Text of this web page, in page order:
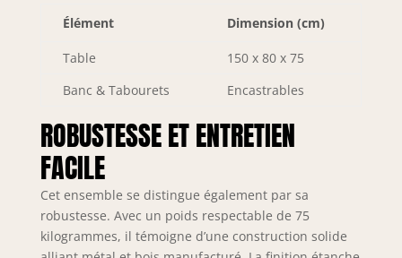
finition laquée
dorée se marient
parfaitement,
touche de luxe et
haut de gamme.
En plus, le surface
facile à nettoyer
avec un chiffon
humide.
★ENSEMBLE SALLE
Élément Dimension (cm)
Table
150 x 80 x 75
Banc & Tabourets
Encastrables
ROBUSTESSE ET ENTRETIEN
FACILE
Cet ensemble se distingue également par sa
robustesse. Avec un poids respectable de 75
kilogrammes, il témoigne d’une construction solide